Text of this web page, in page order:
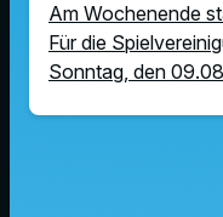
Am Wochenende
Für die
Sonntag, den